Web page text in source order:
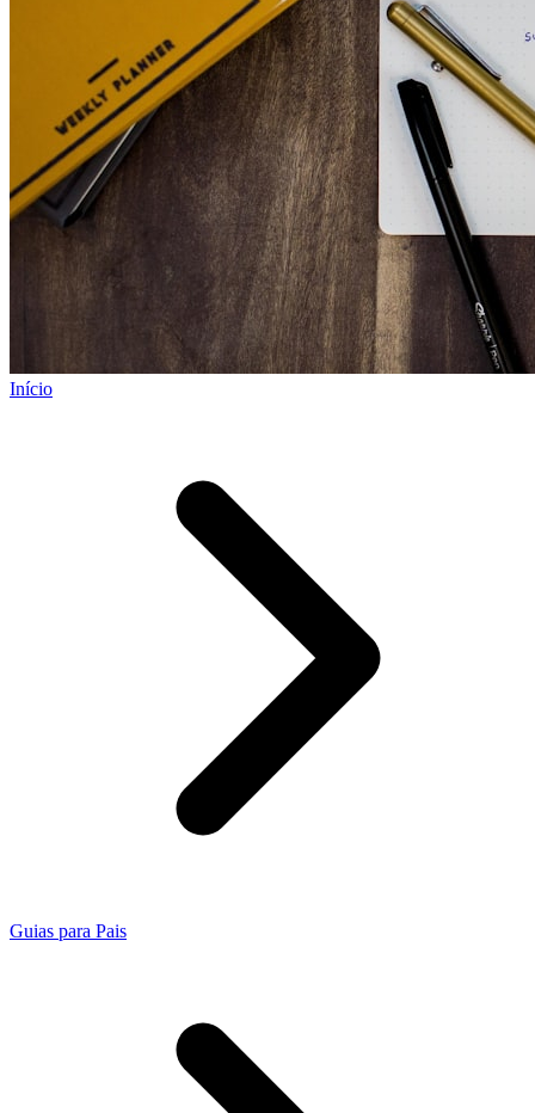
Início
Guias para Pais